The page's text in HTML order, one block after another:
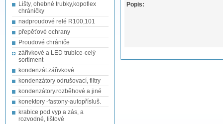
Lišty, ohebné trubky,kopoflex
chráničky
nadproudové relé R100,101
přepěťové ochrany
Proudové chrániče
zářivkové a LED trubice-celý
sortiment
kondenzát.zářivkové
kondenzátory odrušovací, filtry
kondenzátory.rozběhové a jiné
konektory -fastony-autopřísluš.
krabice pod vyp a zás, a
rozvodné, lištové
Popis: